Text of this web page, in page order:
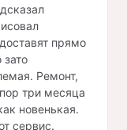
прямо
Ремонт,
три месяца
новенькая.
сервис.